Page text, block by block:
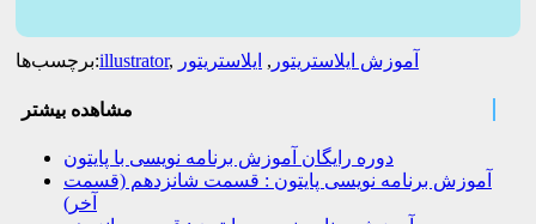
برچسب‌ها:illustrator, آموزش ایلاستریتور , ایلاستریتور
مشاهده بیشتر
دوره رایگان آموزش برنامه نویسی با پایتون
آموزش برنامه نویسی پایتون : قسمت شانزدهم (قسمت
آخر)